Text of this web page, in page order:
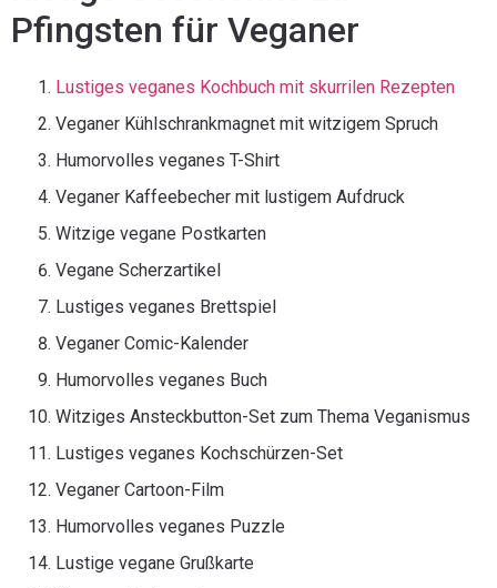
Pfingsten für Veganer
Lustiges veganes Kochbuch mit skurrilen Rezepten
Veganer Kühlschrankmagnet mit witzigem Spruch
Humorvolles veganes T-Shirt
Veganer Kaffeebecher mit lustigem Aufdruck
Witzige vegane Postkarten
Vegane Scherzartikel
Lustiges veganes Brettspiel
Veganer Comic-Kalender
Humorvolles veganes Buch
Witziges Ansteckbutton-Set zum Thema Veganismus
Lustiges veganes Kochschürzen-Set
Veganer Cartoon-Film
Humorvolles veganes Puzzle
Lustige vegane Grußkarte